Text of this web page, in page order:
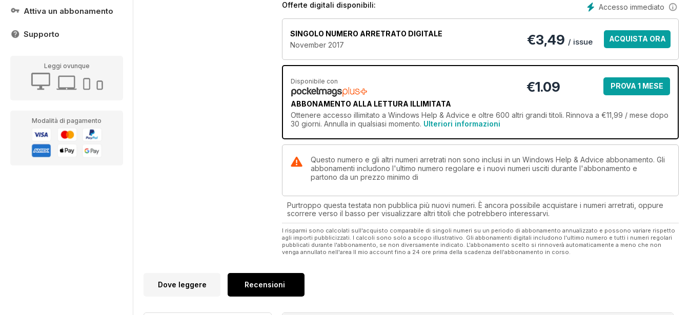
Attiva un abbonamento
Supporto
Leggi ovunque
Modalità di pagamento
Accesso immediato
Offerte digitali disponibili:
SINGOLO NUMERO ARRETRATO DIGITALE
November 2017
€3,49 / issue ACQUISTA ORA
Disponibile con
ABBONAMENTO ALLA LETTURA ILLIMITATA
€1.09 PROVA 1 MESE
Ottenere accesso illimitato a Windows Help & Advice e oltre 600 altri grandi titoli. Rinnova a €11,99 / mese dopo
30 giorni. Annulla in qualsiasi momento. Ulteriori informazioni
Questo numero e gli altri numeri arretrati non sono inclusi in un Windows Help & Advice abbonamento. Gli
abbonamenti includono l'ultimo numero regolare e i nuovi numeri usciti durante l'abbonamento e
partono da un prezzo minimo di
Purtroppo questa testata non pubblica più nuovi numeri. È ancora possibile acquistare i numeri arretrati, oppure
scorrere verso il basso per visualizzare altri titoli che potrebbero interessarvi.
I risparmi sono calcolati sull'acquisto comparabile di singoli numeri su un periodo di abbonamento annualizzato e possono variare rispetto
agli importi pubblicizzati. I calcoli sono solo a scopo illustrativo. Gli abbonamenti digitali includono l'ultimo numero e tutti i numeri regolari
pubblicati durante l'abbonamento, se non diversamente indicato. L'abbonamento scelto si rinnoverà automaticamente a meno che non
venga annullato nell'area Il mio account fino a 24 ore prima della scadenza dell'abbonamento in corso.
Dove leggere Recensioni